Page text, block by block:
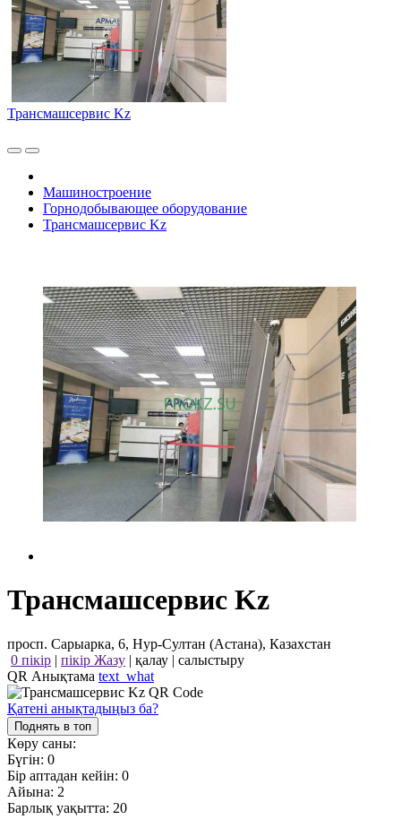
Трансмашсервис Kz
Машиностроение
Горнодобывающее оборудование
Трансмашсервис Kz
Трансмашсервис Kz
просп. Сарыарка, 6, Нур-Султан (Астана), Казахстан
0 пікір | пікір Жазу | қалау | салыстыру
QR Анықтама text_what
Қатені анықтадыңыз ба?
Поднять в топ
Көру саны:
Бүгін: 0
Бір аптадан кейін: 0
Айына: 2
Барлық уақытта: 20